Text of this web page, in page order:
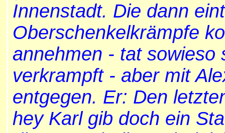
Innenstadt. Die dann
Oberschenkelkrämpfe
annehmen - tat sowieso
verkrampft - aber mit
entgegen. Er: Den
hey Karl gib doch ein